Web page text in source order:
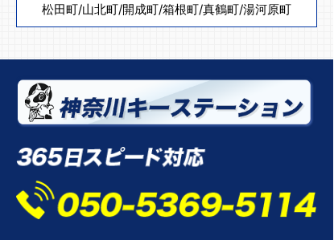
松田町/山北町/開成町/箱根町/真鶴町/湯河原町